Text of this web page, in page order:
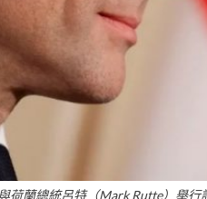
荷蘭總統呂特（Mark Rutte）舉